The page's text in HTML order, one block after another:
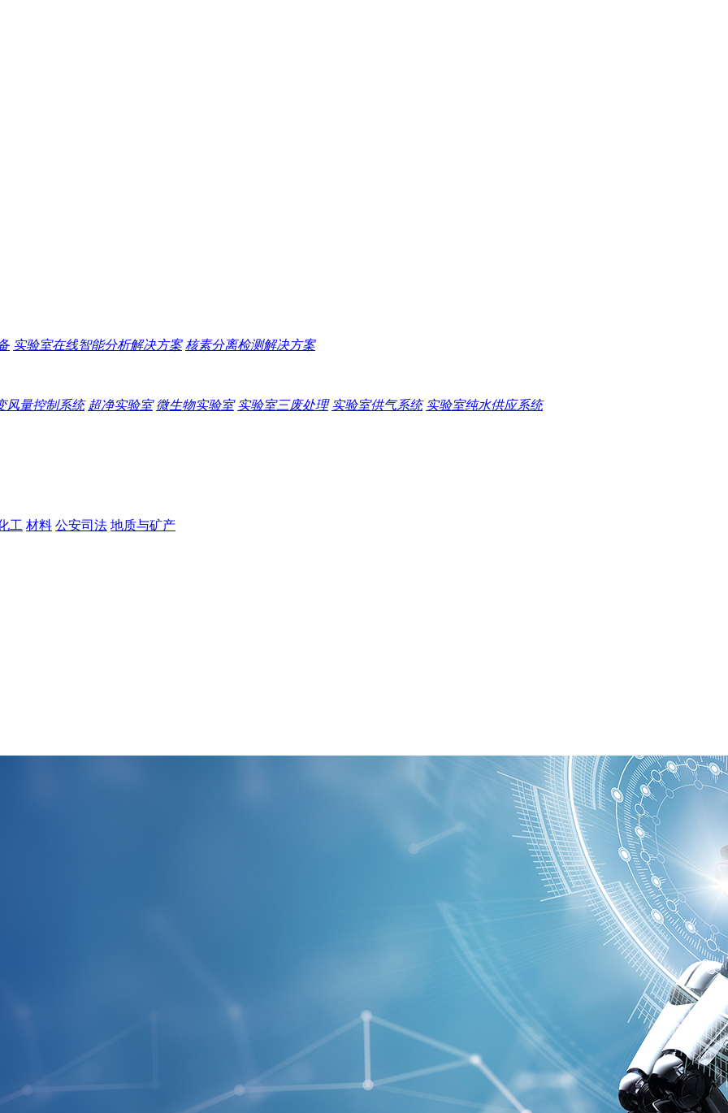
实验室在线智能分析解决方案 核素分离检测解决方案
风量控制系统 超净实验室 微生物实验室 实验室三废处理 实验室供气系统 实验室纯水供应系统
工 材料 公安司法 地质与矿产